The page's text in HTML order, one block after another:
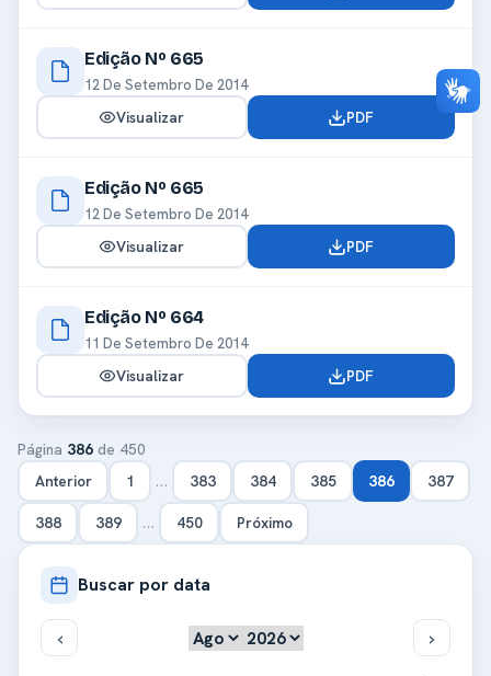
Edição Nº 665
12 De Setembro De 2014
Visualizar PDF
Edição Nº 665
12 De Setembro De 2014
Visualizar PDF
Edição Nº 664
11 De Setembro De 2014
Visualizar PDF
Página 386 de 450
Anterior
1 … 383 384 385 386 387
388 389 … 450 Próximo
Buscar por data